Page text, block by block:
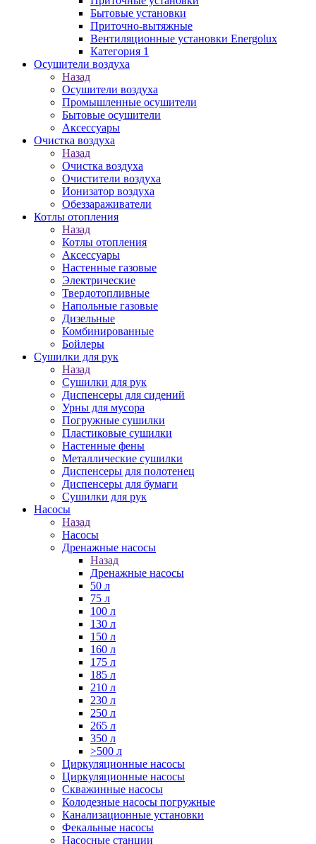
Бытовые установки
Приточно-вытяжные
Вентиляционные установки Energolux
Категория 1
Осушители воздуха
Назад
Осушители воздуха
Промышленные осушители
Бытовые осушители
Аксессуары
Очистка воздуха
Назад
Очистка воздуха
Очистители воздуха
Ионизатор воздуха
Обеззараживатели
Котлы отопления
Назад
Котлы отопления
Аксессуары
Настенные газовые
Электрические
Твердотопливные
Напольные газовые
Дизельные
Комбинированные
Бойлеры
Сушилки для рук
Назад
Сушилки для рук
Диспенсеры для сидений
Урны для мусора
Погружные сушилки
Пластиковые сушилки
Настенные фены
Металлические сушилки
Диспенсеры для полотенец
Диспенсеры для бумаги
Сушилки для рук
Насосы
Назад
Насосы
Дренажные насосы
Назад
Дренажные насосы
50 л
75 л
100 л
130 л
150 л
160 л
175 л
185 л
210 л
230 л
250 л
265 л
350 л
>500 л
Циркуляционные насосы
Циркуляционные насосы
Скважинные насосы
Колодезные насосы погружные
Канализационные установки
Фекальные насосы
Насосные станции